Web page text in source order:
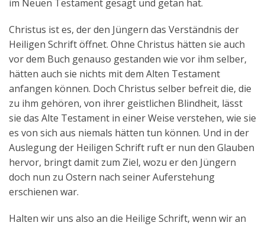
im Neuen Testament gesagt und getan hat.
Christus ist es, der den Jüngern das Verständnis der
Heiligen Schrift öffnet. Ohne Christus hätten sie auch
vor dem Buch genauso gestanden wie vor ihm selber,
hätten auch sie nichts mit dem Alten Testament
anfangen können. Doch Christus selber befreit die, die
zu ihm gehören, von ihrer geistlichen Blindheit, lässt
sie das Alte Testament in einer Weise verstehen, wie sie
es von sich aus niemals hätten tun können. Und in der
Auslegung der Heiligen Schrift ruft er nun den Glauben
hervor, bringt damit zum Ziel, wozu er den Jüngern
doch nun zu Ostern nach seiner Auferstehung
erschienen war.
Halten wir uns also an die Heilige Schrift, wenn wir an